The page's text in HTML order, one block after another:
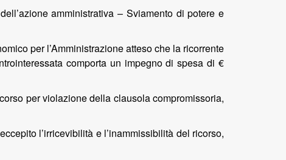
amministrativa – Sviamento di potere e
per l’Amministrazione atteso che la ricorrente
comporta un impegno di spesa di €
per violazione della clausola compromissoria,
l’irricevibilità e l’inammissibilità del ricorso,